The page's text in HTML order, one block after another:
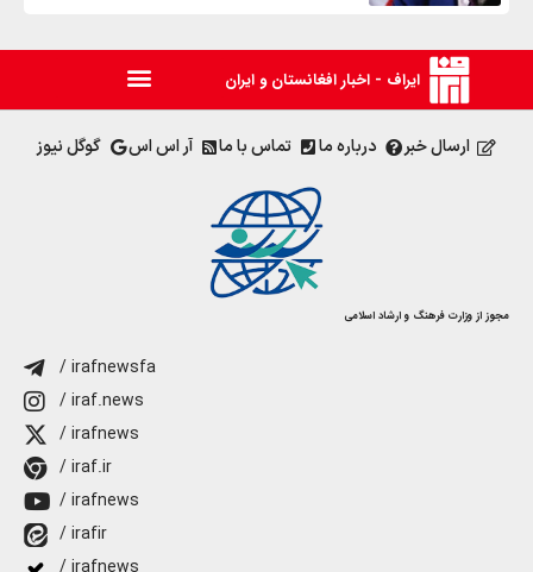
ایراف - اخبار افغانستان و ایران
ارسال خبر درباره ما تماس با ما آر اس اس گوگل نیوز
مجوز از وزارت فرهنگ و ارشاد اسلامی
/ irafnewsfa
/ iraf.news
/ irafnews
/ iraf.ir
/ irafnews
/ irafir